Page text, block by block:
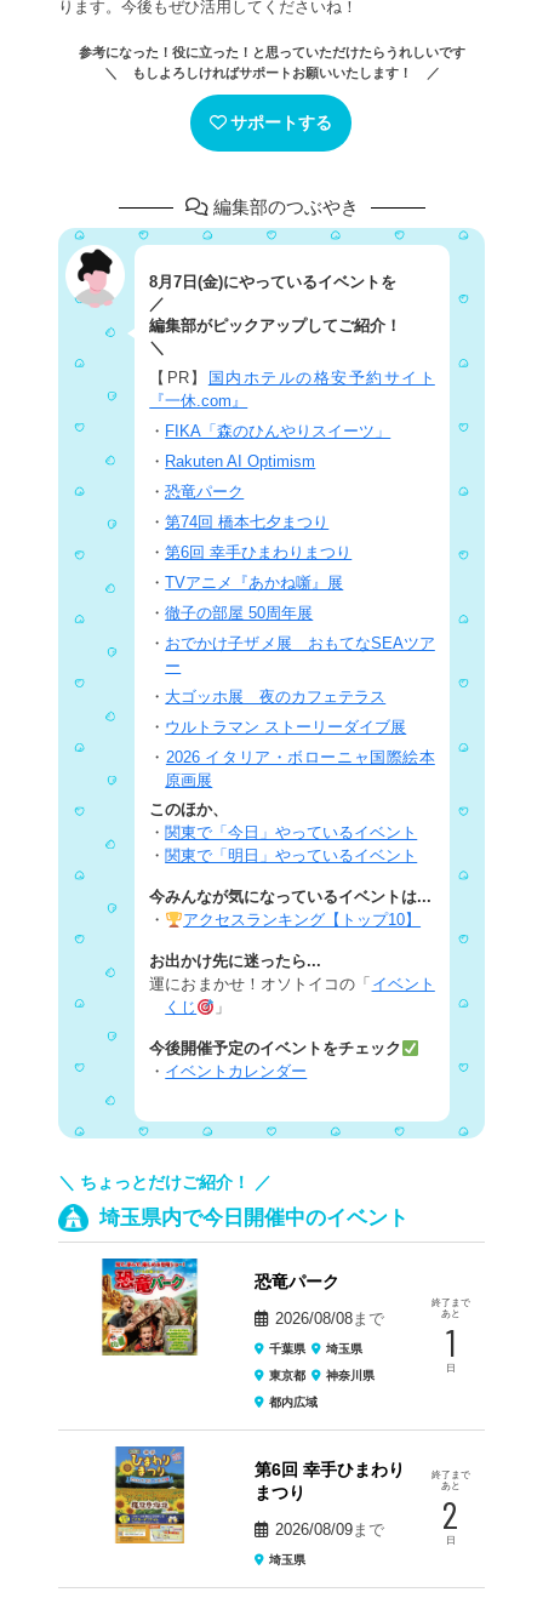
ります。今後もぜひ活用してくださいね！
参考になった！役に立った！と思っていただけたらうれしいです
＼ もしよろしければサポートお願いいたします！ ／
サポートする
編集部のつぶやき
8月7日(金)にやっているイベントを
／
編集部がピックアップしてご紹介！
＼
【PR】
国内ホテルの格安予約サイト
『一休.com』
・ FIKA「森のひんやりスイーツ」
・ Rakuten AI Optimism
・恐竜パーク
・第74回 橋本七夕まつり
・第6回 幸手ひまわりまつり
・TVアニメ『あかね噺』展
・徹子の部屋 50周年展
・ おでかけ子ザメ展 おもてなSEAツア
ー
・ 大ゴッホ展 夜のカフェテラス
・ ウルトラマン ストーリーダイブ展
・ 2026 イタリア・ボローニャ国際絵本
原画展
このほか、
・ 関東で「今日」やっているイベント
・ 関東で「明日」やっているイベント
今みんなが気になっているイベントは...
・
アクセスランキング【トップ10】
お出かけ先に迷ったら...
運におまかせ！オソトイコの「 イベント
くじ
」
今後開催予定のイベントをチェック
・ イベントカレンダー
＼ ちょっとだけご紹介！ ／
埼玉県内で今日開催中のイベント
恐竜パーク
2026/08/08まで
千葉県
埼玉県
東京都
神奈川県
都内広域
終了まで
あと
1
日
第6回 幸手ひまわり
まつり
2026/08/09まで
埼玉県
終了まで
あと
2
日